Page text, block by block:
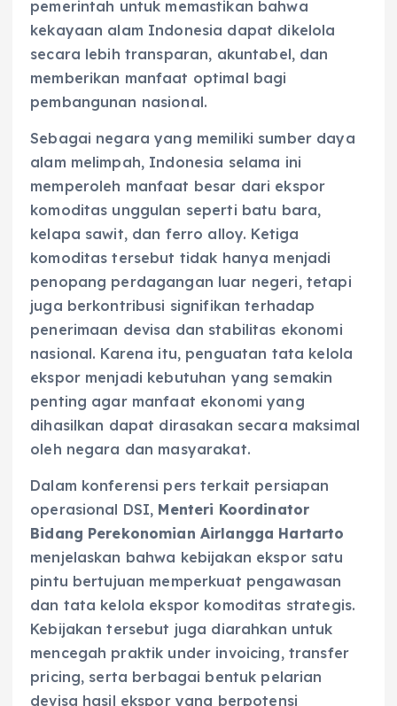
pemerintah untuk memastikan bahwa
kekayaan alam Indonesia dapat dikelola
secara lebih transparan, akuntabel, dan
memberikan manfaat optimal bagi
pembangunan nasional.
Sebagai negara yang memiliki sumber daya
alam melimpah, Indonesia selama ini
memperoleh manfaat besar dari ekspor
komoditas unggulan seperti batu bara,
kelapa sawit, dan ferro alloy. Ketiga
komoditas tersebut tidak hanya menjadi
penopang perdagangan luar negeri, tetapi
juga berkontribusi signifikan terhadap
penerimaan devisa dan stabilitas ekonomi
nasional. Karena itu, penguatan tata kelola
ekspor menjadi kebutuhan yang semakin
penting agar manfaat ekonomi yang
dihasilkan dapat dirasakan secara maksimal
oleh negara dan masyarakat.
Dalam konferensi pers terkait persiapan
operasional DSI, Menteri Koordinator
Bidang Perekonomian Airlangga Hartarto
menjelaskan bahwa kebijakan ekspor satu
pintu bertujuan memperkuat pengawasan
dan tata kelola ekspor komoditas strategis.
Kebijakan tersebut juga diarahkan untuk
mencegah praktik under invoicing, transfer
pricing, serta berbagai bentuk pelarian
devisa hasil ekspor yang berpotensi